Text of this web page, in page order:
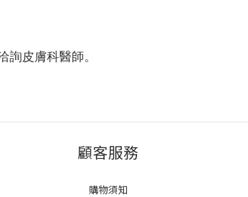
詢皮膚科醫師。
顧客服務
購物須知